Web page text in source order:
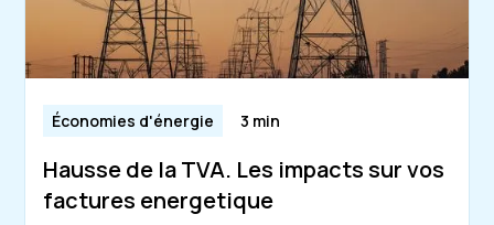
Économies d'énergie 3 min
Hausse de la TVA. Les impacts sur vos
factures energetique